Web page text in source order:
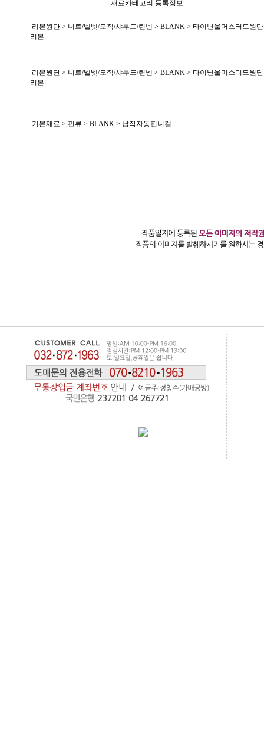
재료카테고리 등록정보
리본원단 > 니트/벨벳/모직/샤무드/린넨 > BLANK > 타이닌울머스터드원단
리본
리본원단 > 니트/벨벳/모직/샤무드/린넨 > BLANK > 타이닌울머스터드원단
리본
기본재료 > 핀류 > BLANK > 납작자동핀니켈